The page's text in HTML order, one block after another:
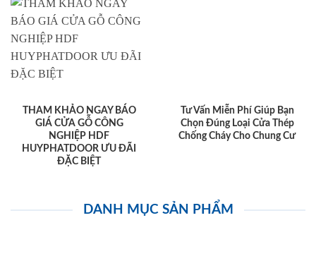
THAM KHẢO NGAY BÁO
GIÁ CỬA GỖ CÔNG
NGHIỆP HDF
HUYPHATDOOR ƯU ĐÃI
ĐẶC BIỆT
Tư Vấn Miễn Phí Giúp Bạn
Chọn Đúng Loại Cửa Thép
Chống Cháy Cho Chung Cư
DANH MỤC SẢN PHẨM